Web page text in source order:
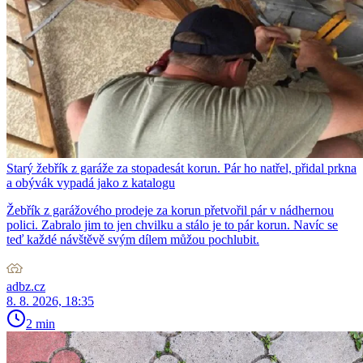
Starý žebřík z garáže za stopadesát korun. Pár ho natřel, přidal prkna
a obývák vypadá jako z katalogu
Žebřík z garážového prodeje za korun přetvořil pár v nádhernou
polici. Zabralo jim to jen chvilku a stálo je to pár korun. Navíc se
teď každé návštěvě svým dílem můžou pochlubit.
adbz.cz
8. 8. 2026, 18:35
2 min